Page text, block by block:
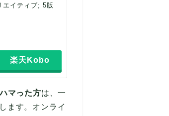
イティブ; 5版
楽天Kobo
マった方は、一
ます。オンライ